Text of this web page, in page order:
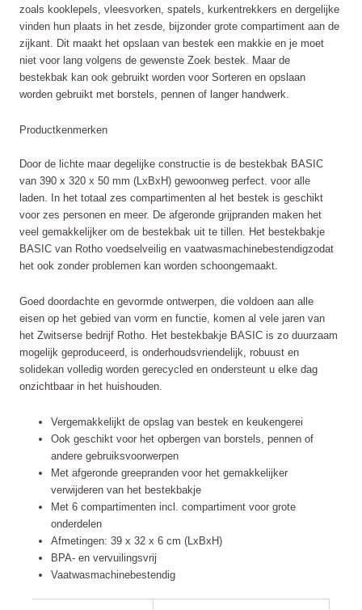
zoals kooklepels, vleesvorken, spatels, kurkentrekkers en dergelijke
vinden hun plaats in het zesde, bijzonder grote compartiment aan de
zijkant. Dit maakt het opslaan van bestek een makkie en je moet
niet voor lang volgens de gewenste Zoek bestek. Maar de
bestekbak kan ook gebruikt worden voor Sorteren en opslaan
worden gebruikt met borstels, pennen of langer handwerk.
Productkenmerken
Door de lichte maar degelijke constructie is de bestekbak BASIC
van 390 x 320 x 50 mm (LxBxH) gewoonweg perfect. voor alle
laden. In het totaal zes compartimenten al het bestek is geschikt
voor zes personen en meer. De afgeronde grijpranden maken het
veel gemakkelijker om de bestekbak uit te tillen. Het bestekbakje
BASIC van Rotho voedselveilig en vaatwasmachinebestendigzodat
het ook zonder problemen kan worden schoongemaakt.
Goed doordachte en gevormde ontwerpen, die voldoen aan alle
eisen op het gebied van vorm en functie, komen al vele jaren van
het Zwitserse bedrijf Rotho. Het bestekbakje BASIC is zo duurzaam
mogelijk geproduceerd, is onderhoudsvriendelijk, robuust en
solidekan volledig worden gerecycled en ondersteunt u elke dag
onzichtbaar in het huishouden.
Vergemakkelijkt de opslag van bestek en keukengerei
Ook geschikt voor het opbergen van borstels, pennen of
andere gebruiksvoorwerpen
Met afgeronde greepranden voor het gemakkelijker
verwijderen van het bestekbakje
Met 6 compartimenten incl. compartiment voor grote
onderdelen
Afmetingen: 39 x 32 x 6 cm (LxBxH)
BPA- en vervuilingsvrij
Vaatwasmachinebestendig